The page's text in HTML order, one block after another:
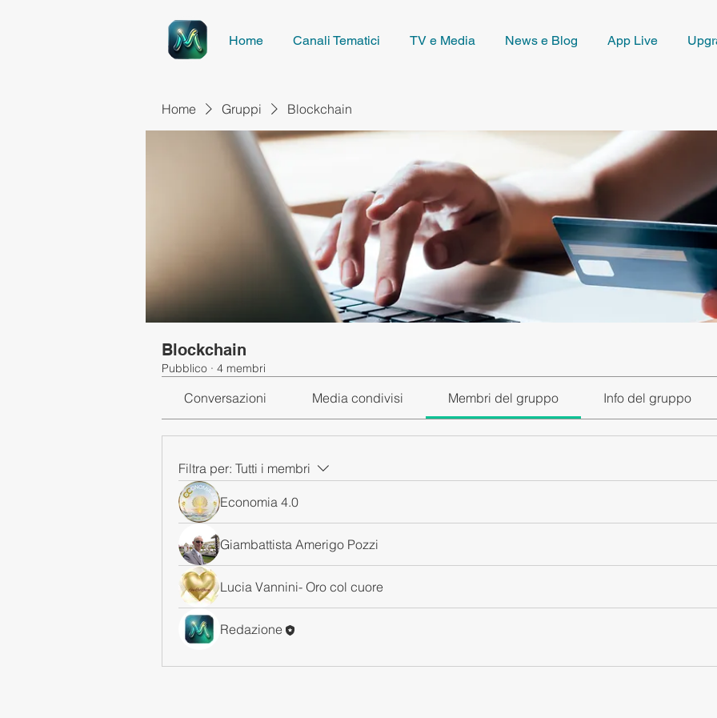
Home Canali Tematici TV e Media News e Blog App Live
Home Gruppi Blockchain
Blockchain
Pubblico · 4 membri
Conversazioni Media condivisi Membri del gruppo Info del gruppo
Filtra per: Tutti i membri
Economia 4.0
Giambattista Amerigo Pozzi
Lucia Vannini- Oro col cuore
Redazione